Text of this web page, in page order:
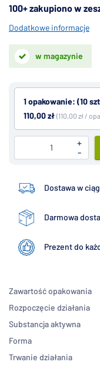
100+ zakupiono w
Dodatkowe informacje
w magazynie
1 opakowanie: (10
110,00 zł (110,00 zł /
+
-
Dostawa w
Darmowa
Prezent do
Zawartość opakowania
Rozpoczęcie działania
Substancja aktywna
Forma
Trwanie działania